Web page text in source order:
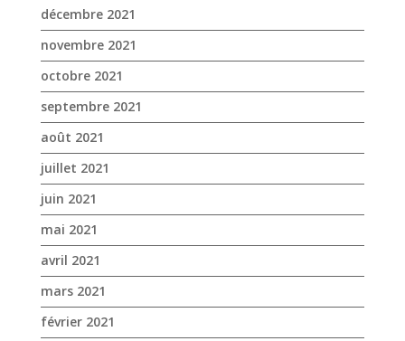
décembre 2021
novembre 2021
octobre 2021
septembre 2021
août 2021
juillet 2021
juin 2021
mai 2021
avril 2021
mars 2021
février 2021